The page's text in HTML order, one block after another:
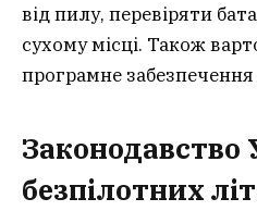
від пилу, перевіряти
сухому місці. Також
програмне
Законодавство
безпілотних